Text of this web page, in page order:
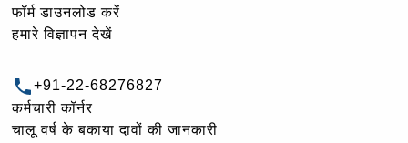
फॉर्म डाउनलोड करें
हमारे विज्ञापन देखें
+91-22-68276827
कर्मचारी कॉर्नर
चालू वर्ष के बकाया दावों की जानकारी